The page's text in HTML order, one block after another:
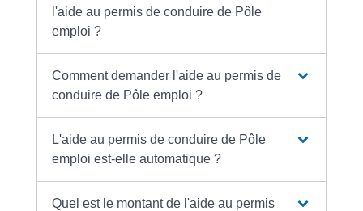
l'aide au permis de conduire de Pôle
emploi ?
Comment demander l'aide au permis de
conduire de Pôle emploi ?
L'aide au permis de conduire de Pôle
emploi est-elle automatique ?
Quel est le montant de l'aide au permis